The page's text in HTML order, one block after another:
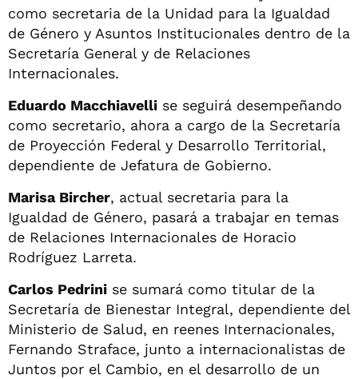
como secretaria de la Unidad para la Igualdad
de Género y Asuntos Institucionales dentro de la
Secretaría General y de Relaciones
Internacionales.
Eduardo Macchiavelli se seguirá desempeñando
como secretario, ahora a cargo de la Secretaría
de Proyección Federal y Desarrollo Territorial,
dependiente de Jefatura de Gobierno.
Marisa Bircher, actual secretaria para la
Igualdad de Género, pasará a trabajar en temas
de Relaciones Internacionales de Horacio
Rodríguez Larreta.
Carlos Pedrini se sumará como titular de la
Secretaría de Bienestar Integral, dependiente del
Ministerio de Salud, en reenes Internacionales,
Fernando Straface, junto a internacionalistas de
Juntos por el Cambio, en el desarrollo de un